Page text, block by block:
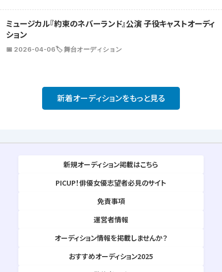
ミュージカル『約束のネバーランド』公演 子役キャストオーディ
ション
📅 2026-04-06🏷️ 舞台オーディション
新着オーディションをもっと見る
新規オーディション掲載はこちら
PICUP！俳優女優志望者必見のサイト
免責事項
運営者情報
オーディション情報を掲載しませんか？
おすすめオーディション2025